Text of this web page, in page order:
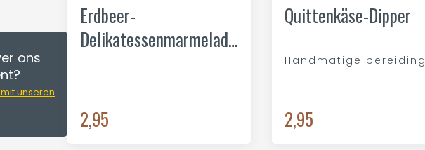
Erdbeer-
Delikatessenmarmelade
2,95
Quittenkäse-Dipper
Handmatige bereiding
2,95
ons
unseren